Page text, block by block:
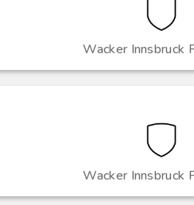
Wacker Innsbruck
Wacker Innsbruck